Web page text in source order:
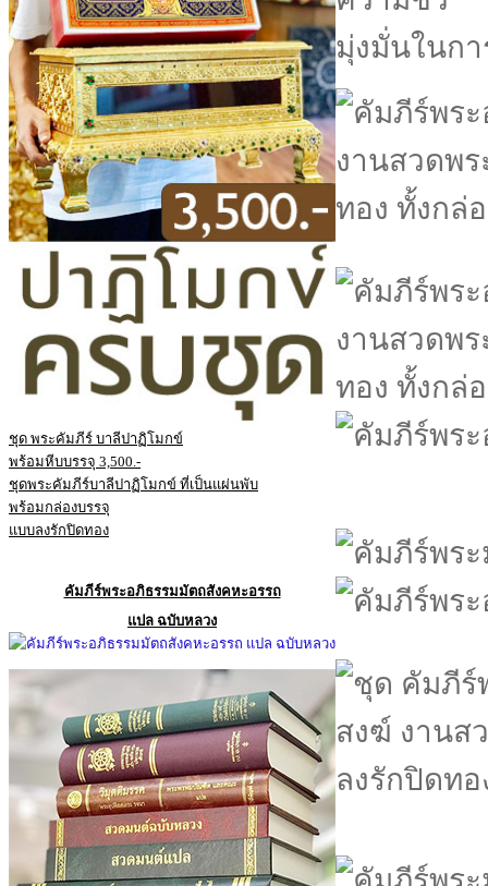
ชุด พระคัมภีร์ บาลีปาฏิโมกข์
พร้อมหีบบรรจุ 3,500.-
ชุดพระคัมภีร์บาลีปาฏิโมกข์ ที่เป็นแผ่นพับ
พร้อมกล่องบรรจุ
แบบลงรักปิดทอง
คัมภีร์พระอภิธรรมมัตถสังคหะอรรถ
แปล ฉบับหลวง
มุ่งมั่นในก